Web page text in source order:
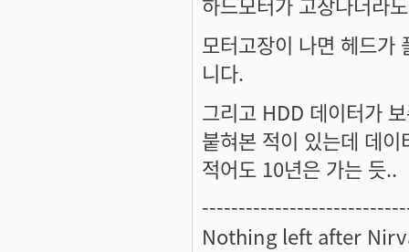
모터고장이 나면 헤드가
니다.
그리고 HDD 데이터가
붙혀본 적이 있는데 데
적어도 10년은 가는 듯..
Nothing left after